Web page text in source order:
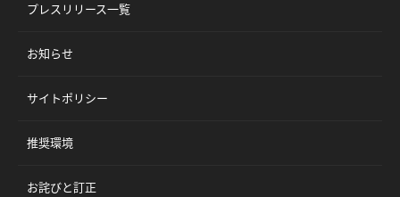
プレスリリース一覧
お知らせ
サイトポリシー
推奨環境
お詫びと訂正